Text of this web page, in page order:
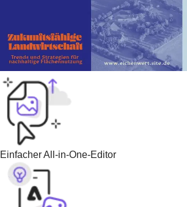
Einfacher All-in-One-Editor